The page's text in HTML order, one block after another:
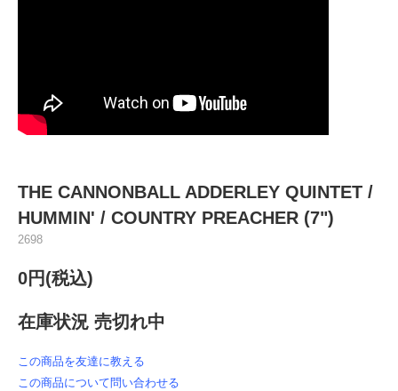
THE CANNONBALL ADDERLEY QUINTET ‎/
HUMMIN' / COUNTRY PREACHER (7")
2698
0円(税込)
在庫状況 売切れ中
この商品を友達に教える
この商品について問い合わせる